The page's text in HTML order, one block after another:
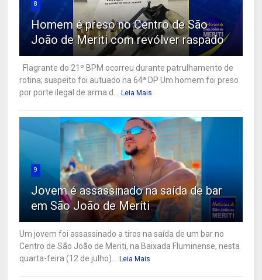
8
Homem é preso no Centro de São
João de Meriti com revólver raspado
Flagrante do 21º BPM ocorreu durante patrulhamento de
rotina; suspeito foi autuado na 64ª DP Um homem foi preso
por porte ilegal de arma d... Leia Mais
9
Jovem é assassinado na saída de bar
em São João de Meriti
Um jovem foi assassinado a tiros na saída de um bar no
Centro de São João de Meriti, na Baixada Fluminense, nesta
quarta-feira (12 de julho)... Leia Mais